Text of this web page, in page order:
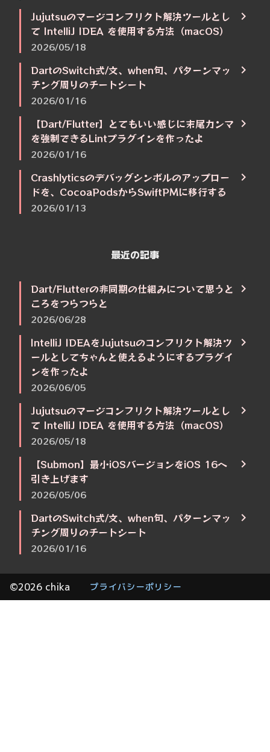
Jujutsuのマージコンフリクト解決ツールとし
て IntelliJ IDEA を使用する方法（macOS）
2026/05/18
DartのSwitch式/文、when句、パターンマッ
チング周りのチートシート
2026/01/16
【Dart/Flutter】とてもいい感じに末尾カンマ
を強制できるLintプラグインを作ったよ
2026/01/16
Crashlyticsのデバッグシンボルのアップロー
ドを、CocoaPodsからSwiftPMに移行する
2026/01/13
最近の記事
Dart/Flutterの非同期の仕組みについて思うと
ころをつらつらと
2026/06/28
IntelliJ IDEAをJujutsuのコンフリクト解決ツ
ールとしてちゃんと使えるようにするプラグイ
ンを作ったよ
2026/06/05
Jujutsuのマージコンフリクト解決ツールとし
て IntelliJ IDEA を使用する方法（macOS）
2026/05/18
【Submon】最小iOSバージョンをiOS 16へ
引き上げます
2026/05/06
DartのSwitch式/文、when句、パターンマッ
チング周りのチートシート
2026/01/16
©2026 chika プライバシーポリシー